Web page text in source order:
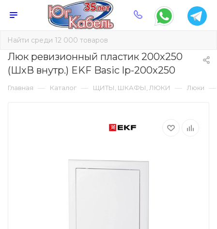
Люк ревизионный пластик 200х250
(ШхВ внутр.) EKF Basic lp-200x250
Главная — Каталог — ЩИТЫ, ШКАФЫ, ЛЮКИ — Люки —